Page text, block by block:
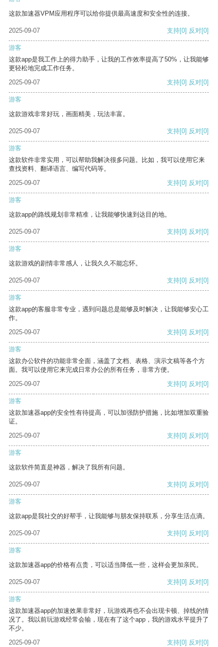
这款加速器VPM应用程序可以给你提供最高速度和安全性的连接。
2025-09-07 支持[0] 反对[0]
游客
这款app是我工作上的得力助手，让我的工作效率提高了50%，让我能够
更轻松地完成工作任务。
2025-09-07
支持[0] 反对[0]
游客
这款游戏非常好玩，画面精美，玩法丰富。
2025-09-07 支持[0] 反对[0]
游客
这款软件非常实用，可以帮助我解决很多问题。比如，我可以使用它来
查找资料、翻译语言、编写代码等。
2025-09-07
支持[0] 反对[0]
游客
这款app的路线规划非常精准，让我能够快速到达目的地。
2025-09-07 支持[0] 反对[0]
游客
这款游戏的剧情非常感人，让我久久不能忘怀。
2025-09-07 支持[0] 反对[0]
游客
这款app的客服非常专业，遇到问题总是能够及时解决，让我能够安心工
作。
2025-09-07
支持[0] 反对[0]
游客
这款办公软件的功能非常全面，涵盖了文档、表格、演示文稿等各个方
面。我可以使用它来完成日常办公的所有任务，非常方便。
2025-09-07
支持[0] 反对[0]
游客
这款加速器app的安全性有待提高，可以加强防护措施，比如增加双重验
证。
2025-09-07
支持[0] 反对[0]
游客
这款软件简直是神器，解决了我所有问题。
2025-09-07 支持[0] 反对[0]
游客
这款app是我社交的好帮手，让我能够与朋友保持联系，分享生活点滴。
2025-09-07 支持[0] 反对[0]
游客
这款加速器app的价格有点贵，可以适当降低一些，这样会更加亲民。
2025-09-07 支持[0] 反对[0]
游客
这款加速器app的加速效果非常好，玩游戏再也不会出现卡顿、掉线的情
况了。我以前玩游戏经常会输，现在有了这个app，我的游戏水平提升了
不少。
2025-09-07
支持[0] 反对[0]